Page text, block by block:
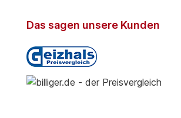
Das sagen unsere Kunden